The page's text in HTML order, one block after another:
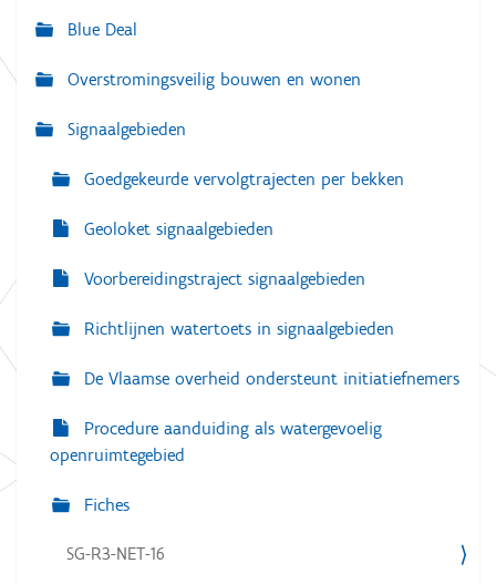
g
t
Blue Deal
Overstromingsveilig bouwen en wonen
Signaalgebieden
Goedgekeurde vervolgtrajecten per bekken
Geoloket signaalgebieden
Voorbereidingstraject signaalgebieden
Richtlijnen watertoets in signaalgebieden
De Vlaamse overheid ondersteunt initiatiefnemers
Procedure aanduiding als watergevoelig
openruimtegebied
Fiches
SG-R3-NET-16